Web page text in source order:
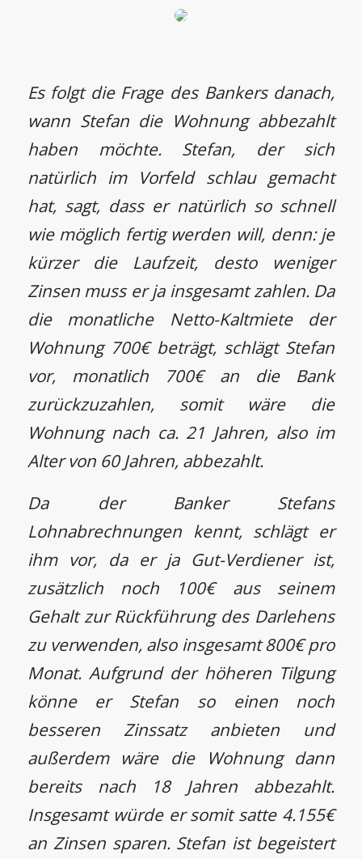
Es folgt die Frage des Bankers danach,
wann Stefan die Wohnung abbezahlt
haben möchte. Stefan, der sich
natürlich im Vorfeld schlau gemacht
hat, sagt, dass er natürlich so schnell
wie möglich fertig werden will, denn: je
kürzer die Laufzeit, desto weniger
Zinsen muss er ja insgesamt zahlen. Da
die monatliche Netto-Kaltmiete der
Wohnung 700€ beträgt, schlägt Stefan
vor, monatlich 700€ an die Bank
zurückzuzahlen, somit wäre die
Wohnung nach ca. 21 Jahren, also im
Alter von 60 Jahren, abbezahlt.
Da der Banker Stefans
Lohnabrechnungen kennt, schlägt er
ihm vor, da er ja Gut-Verdiener ist,
zusätzlich noch 100€ aus seinem
Gehalt zur Rückführung des Darlehens
zu verwenden, also insgesamt 800€ pro
Monat. Aufgrund der höheren Tilgung
könne er Stefan so einen noch
besseren Zinssatz anbieten und
außerdem wäre die Wohnung dann
bereits nach 18 Jahren abbezahlt.
Insgesamt würde er somit satte 4.155€
an Zinsen sparen. Stefan ist begeistert